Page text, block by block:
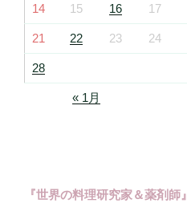
14 15 16 17
21 22 23 24
28
« 1月
『世界の料理研究家＆薬剤師』